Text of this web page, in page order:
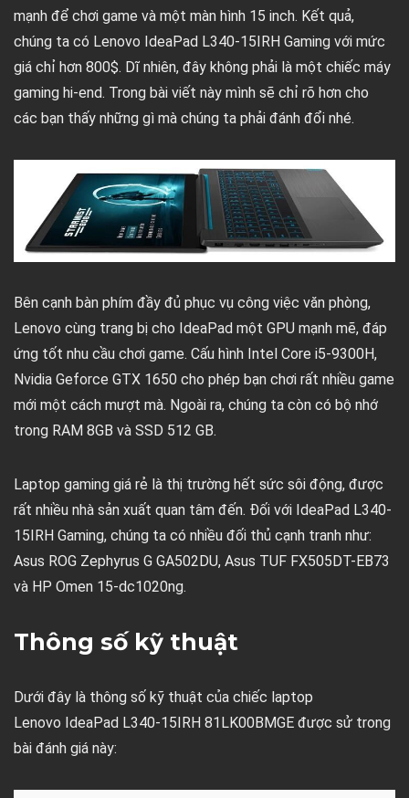
mạnh để chơi game và một màn hình 15 inch. Kết quả,
chúng ta có Lenovo IdeaPad L340-15IRH Gaming với mức
giá chỉ hơn 800$. Dĩ nhiên, đây không phải là một chiếc máy
gaming hi-end. Trong bài viết này mình sẽ chỉ rõ hơn cho
các bạn thấy những gì mà chúng ta phải đánh đổi nhé.
Bên cạnh bàn phím đầy đủ phục vụ công việc văn phòng,
Lenovo cùng trang bị cho IdeaPad một GPU mạnh mẽ, đáp
ứng tốt nhu cầu chơi game. Cấu hình Intel Core i5-9300H,
Nvidia Geforce GTX 1650 cho phép bạn chơi rất nhiều game
mới một cách mượt mà. Ngoài ra, chúng ta còn có bộ nhớ
trong RAM 8GB và SSD 512 GB.
Laptop gaming giá rẻ là thị trường hết sức sôi động, được
rất nhiều nhà sản xuất quan tâm đến. Đối với IdeaPad L340-
15IRH Gaming, chúng ta có nhiều đối thủ cạnh tranh như:
Asus ROG Zephyrus G GA502DU, Asus TUF FX505DT-EB73
và HP Omen 15-dc1020ng.
Thông số kỹ thuật
Dưới đây là thông số kỹ thuật của chiếc laptop
Lenovo IdeaPad L340-15IRH 81LK00BMGE được sử trong
bài đánh giá này: